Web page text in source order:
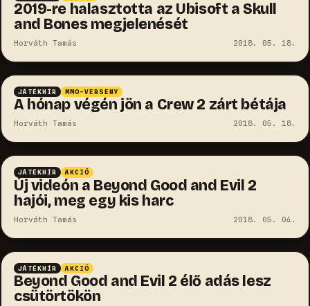
2019-re halasztotta az Ubisoft a Skull
and Bones megjelenését
Horváth Tamás 2018. 05. 18.
JÁTÉKHÍR MMO-VERSENY
A hónap végén jön a Crew 2 zárt bétája
Horváth Tamás 2018. 05. 18.
JÁTÉKHÍR AKCIÓ
Új videón a Beyond Good and Evil 2
hajói, meg egy kis harc
Horváth Tamás 2018. 05. 04.
JÁTÉKHÍR AKCIÓ
Beyond Good and Evil 2 élő adás lesz
csütörtökön